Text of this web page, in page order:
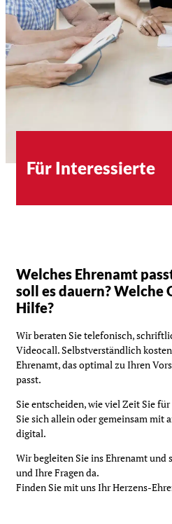
Für Interessierte
Welches Ehrenamt
soll es dauern?
Hilfe?
Wir beraten Sie telefonisch,
Videocall. Selbstverständlich
Ehrenamt, das optimal zu Ihren
passt.
Sie entscheiden, wie viel Zeit Sie
Sie sich allein oder gemeinsam mit
digital.
Wir begleiten Sie ins Ehrenamt und
und Ihre Fragen da.
Finden Sie mit uns Ihr Herzens-